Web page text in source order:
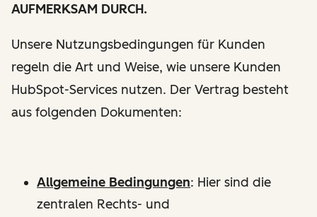
AUFMERKSAM DURCH.
Unsere Nutzungsbedingungen für Kunden
regeln die Art und Weise, wie unsere Kunden
HubSpot-Services nutzen. Der Vertrag besteht
aus folgenden Dokumenten:
Allgemeine Bedingungen: Hier sind die
zentralen Rechts- und